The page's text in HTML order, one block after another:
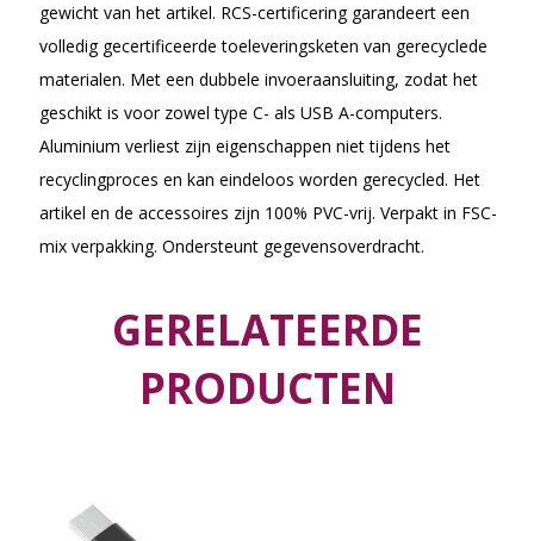
gewicht van het artikel. RCS-certificering garandeert een
volledig gecertificeerde toeleveringsketen van gerecyclede
materialen. Met een dubbele invoeraansluiting, zodat het
geschikt is voor zowel type C- als USB A-computers.
Aluminium verliest zijn eigenschappen niet tijdens het
recyclingproces en kan eindeloos worden gerecycled. Het
artikel en de accessoires zijn 100% PVC-vrij. Verpakt in FSC-
mix verpakking. Ondersteunt gegevensoverdracht.
GERELATEERDE
PRODUCTEN